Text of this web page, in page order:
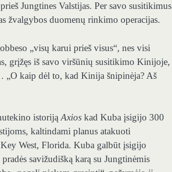
Jungtines Valstijas. Per savo susitikimus
žvalgybos duomenų rinkimo operacijas.
„visų karui prieš visus“, nes visi
grįžęs iš savo viršūnių susitikimo Kinijoje,
„O kaip dėl to, kad Kinija šnipinėja? Aš
istorijąAxios kad Kuba įsigijo 300
kaltindami planus atakuoti
West, Florida. Kuba galbūt įsigijo
savižudišką karą su Jungtinėmis